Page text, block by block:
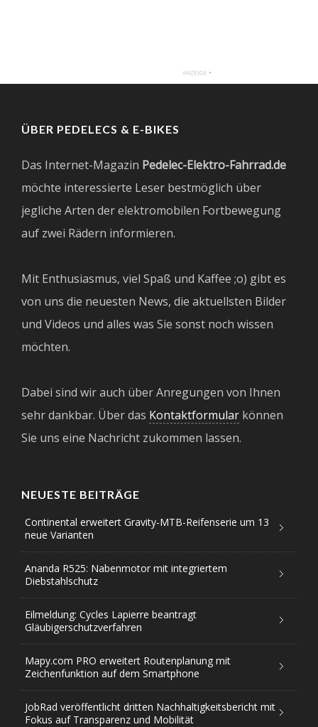
ÜBER PEDELECS & E-BIKES
Das Internet-Magazin Pedelec-Elektro-Fahrrad.de
möchte interessierte Leser bestmöglich über
jegliche Arten der elektromobilen Fortbewegung
auf zwei Rädern informieren.
Mit Enthusiasmus, viel Spaß und Kaffee ;o) gibt es
von uns die neuesten News, die aktuellsten Bilder
und Videos und alles was Sie sonst noch wissen
möchten.
Dabei sind wir auch über Anregungen von Ihnen
sehr dankbar. Über das Kontaktformular können
Sie uns eine Nachricht zukommen lassen.
NEUESTE BEITRÄGE
Continental erweitert Gravity-MTB-Reifenserie um 13
neue Varianten
Ananda R525: Nabenmotor mit integriertem
Diebstahlschutz
Eilmeldung: Cycles Lapierre beantragt
Gläubigerschutzverfahren
Mapy.com PRO erweitert Routenplanung mit
Zeichenfunktion auf dem Smartphone
JobRad veröffentlicht dritten Nachhaltigkeitsbericht mit
Fokus auf Transparenz und Mobilität